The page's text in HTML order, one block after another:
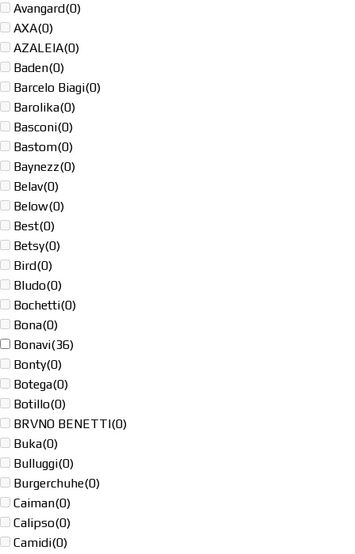
Avangard(0)
AXA(0)
AZALEIA(0)
Baden(0)
Barcelo Biagi(0)
Barolika(0)
Basconi(0)
Bastom(0)
Baynezz(0)
Belav(0)
Below(0)
Best(0)
Betsy(0)
Bird(0)
Bludo(0)
Bochetti(0)
Bona(0)
Bonavi(36)
Bonty(0)
Botega(0)
Botillo(0)
BRVNO BENETTI(0)
Buka(0)
Bulluggi(0)
Burgerchuhe(0)
Caiman(0)
Calipso(0)
Camidi(0)